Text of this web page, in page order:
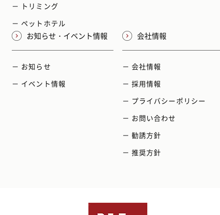
－ トリミング
－ ペットホテル
お知らせ・イベント情報
－ お知らせ
－ イベント情報
会社情報
－ 会社情報
－ 採用情報
－ プライバシーポリシー
－ お問い合わせ
－ 勧誘方針
－ 推奨方針